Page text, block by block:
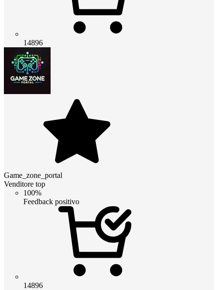
14896
Game_zone_portal
Venditore top
100%
Feedback positivo
14896